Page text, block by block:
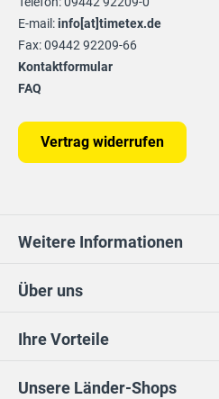
Ihre Vorteile
Unsere Länder-Shops
Über uns
E-mail:info[at]timetex.de
Fax: 09442 92209-66
Kontaktformular
FAQ
Vertrag widerrufen
Weitere Informationen